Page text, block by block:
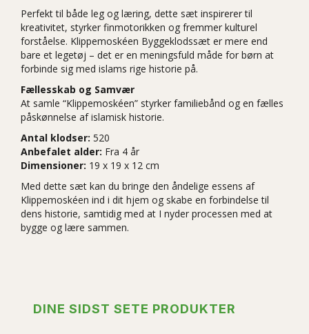
Perfekt til både leg og læring, dette sæt inspirerer til
kreativitet, styrker finmotorikken og fremmer kulturel
forståelse. Klippemoskéen Byggeklodssæt er mere end
bare et legetøj – det er en meningsfuld måde for børn at
forbinde sig med islams rige historie på.
Fællesskab og Samvær
At samle “Klippemoskéen” styrker familiebånd og en fælles
påskønnelse af islamisk historie.
Antal klodser: 520
Anbefalet alder: Fra 4 år
Dimensioner: 19 x 19 x 12 cm
Med dette sæt kan du bringe den åndelige essens af
Klippemoskéen ind i dit hjem og skabe en forbindelse til
dens historie, samtidig med at I nyder processen med at
bygge og lære sammen.
DINE SIDST SETE PRODUKTER